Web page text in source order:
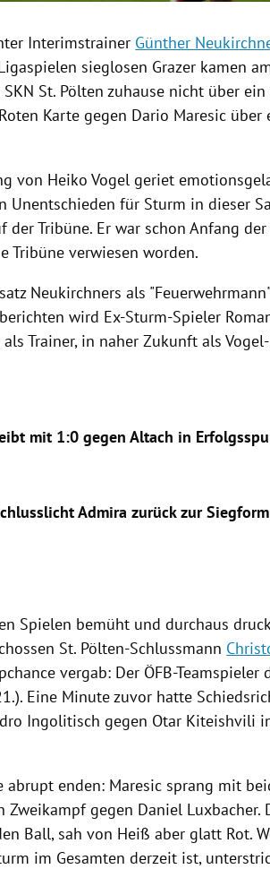
Interimstrainer Günther
sieglosen Grazer kamen
SKN St. Pölten zuhause nicht über ein
Karte gegen Dario Maresic über
von Heiko Vogel geriet
Unentschieden für Sturm in dieser
der Tribüne. Er war schon Anfang
Tribüne verwiesen worden.
Neukirchners als
wird Ex-Sturm-Spieler
Trainer, in naher Zukunft als
mit 1:0 gegen Altach in
Admira zurück zur Siegform
Spielen bemüht und durchaus
St. Pölten-Schlussmann
vergab: Der ÖFB-Teamspieler
Eine Minute zuvor hatte
Ingolitisch gegen Otar Kiteishvili
enden: Maresic sprang mit
gegen Daniel Luxbacher.
Ball, sah von Heiß aber glatt Rot.
im Gesamten derzeit ist,